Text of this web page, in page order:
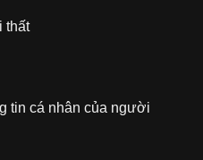
thất
tin cá nhân của người